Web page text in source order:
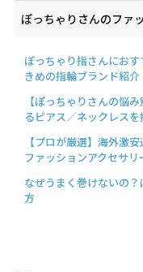
ぽっちゃりさんのファ
ぽっちゃり指さんにお
きめの指輪ブランド紹介
【ぽっちゃりさんの悩
るピアス／ネックレスを
【プロが厳選】海外激
ファッションアクセサ
なぜうまく巻けないの
方